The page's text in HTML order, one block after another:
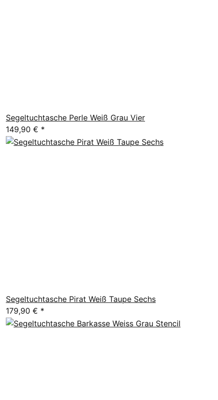
Segeltuchtasche Perle Weiß Grau Vier
149,90 € *
Segeltuchtasche Pirat Weiß Taupe Sechs
179,90 € *